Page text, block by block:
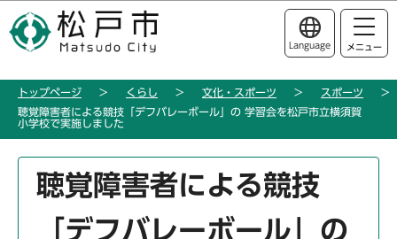
の
ー
先
このページの本文へ移動
Language メニュー
トップページ くらし 文化・スポーツ
スポーツ
聴覚障害者による競技「デフバレーボール」の 学習会を松戸市立横須賀
小学校で実施しました
聴覚障害者による競技
「デフバレーボール」の